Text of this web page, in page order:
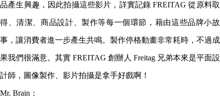
品產生興趣，因此拍攝這些影片，詳實記錄 FREITAG 從原料取
得、清潔、商品設計、製作等每一個環節，藉由這些品牌小故
事，讓消費者進一步產生共鳴。製作停格動畫非常耗時，不過成
果我們很滿意。其實 FREITAG 創辦人 Freitag 兄弟本來是平面設
計師，圖像製作、影片拍攝是拿手好戲啊！
Mr. Brain：